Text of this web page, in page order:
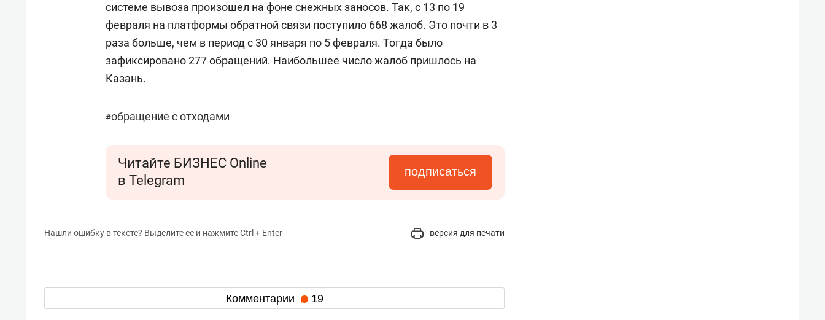
системе вывоза произошел на фоне снежных заносов. Так, с 13 по 19
февраля на платформы обратной связи поступило 668 жалоб. Это почти в 3
раза больше, чем в период с 30 января по 5 февраля. Тогда было
зафиксировано 277 обращений. Наибольшее число жалоб пришлось на
Казань.
#обращение с отходами
Читайте БИЗНЕС Online
в Telegram
подписаться
Нашли ошибку в тексте? Выделите ее и нажмите Ctrl + Enter версия для печати
Комментарии 19